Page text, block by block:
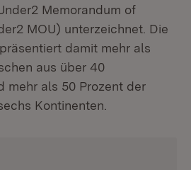
Memorandum of
MOU) unterzeichnet. Die
damit mehr als
aus über 40
mehr als 50 Prozent der
Kontinenten.